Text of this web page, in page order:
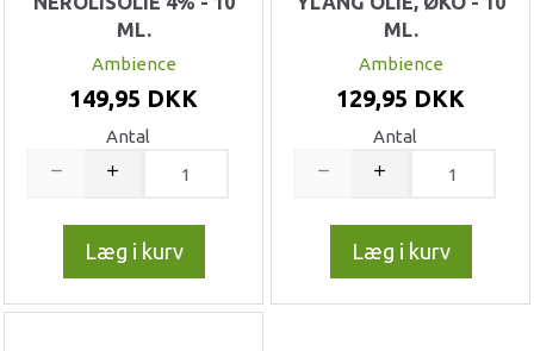
ML.
Ambience
149,95 DKK
Antal
Læg i kurv
ML.
Ambience
129,95 DKK
Antal
Læg i kurv